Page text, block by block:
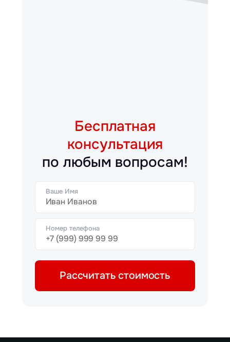
Бесплатная
консультация
по любым вопросам!
Ваше Имя
Номер телефона
Рассчитать стоимость